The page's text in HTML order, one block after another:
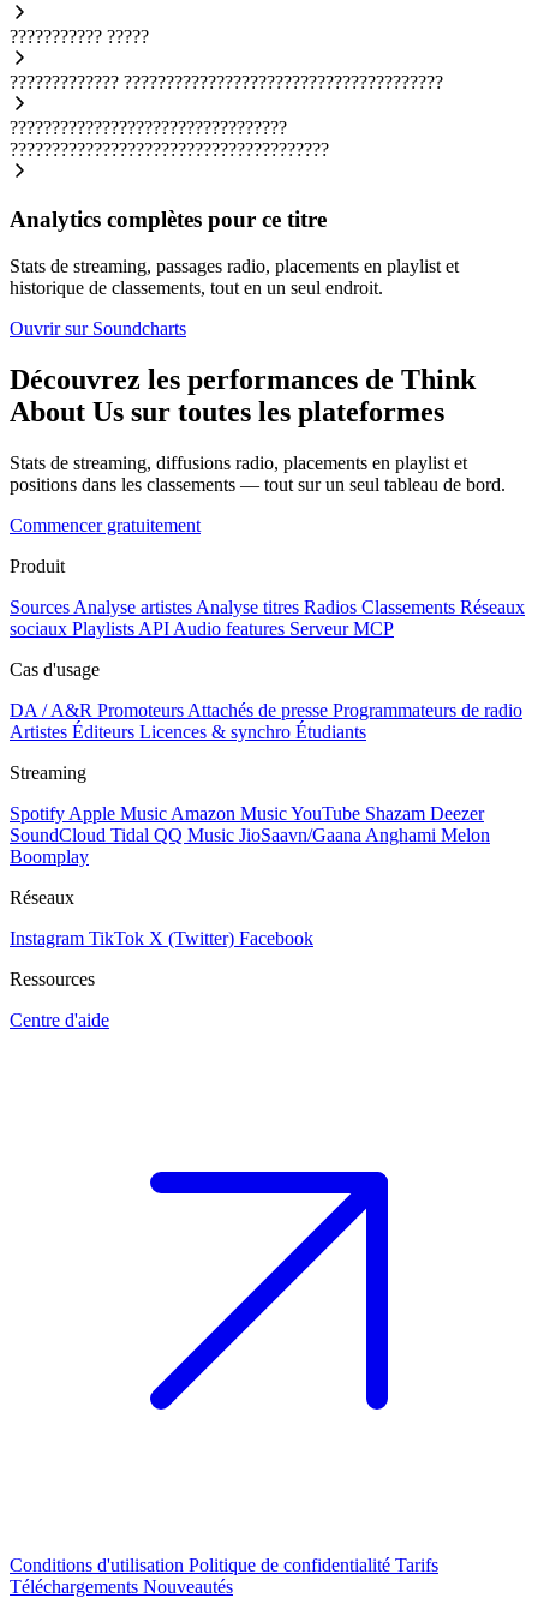
??????????? ?????
????????????? ??????????????????????????????????????
?????????????????????????????????
??????????????????????????????????????
Analytics complètes pour ce titre
Stats de streaming, passages radio, placements en playlist et
historique de classements, tout en un seul endroit.
Ouvrir sur Soundcharts
Découvrez les performances de Think
About Us sur toutes les plateformes
Stats de streaming, diffusions radio, placements en playlist et
positions dans les classements — tout sur un seul tableau de bord.
Commencer gratuitement
Produit
Sources Analyse artistes Analyse titres Radios Classements Réseaux
sociaux Playlists API Audio features Serveur MCP
Cas d'usage
DA / A&R Promoteurs Attachés de presse Programmateurs de radio
Artistes Éditeurs Licences & synchro Étudiants
Streaming
Spotify Apple Music Amazon MusicYouTube Shazam Deezer
SoundCloud Tidal QQ Music JioSaavn/Gaana Anghami Melon
Boomplay
Réseaux
Instagram TikTok X (Twitter) Facebook
Ressources
Centre d'aide
Conditions d'utilisation Politique de confidentialité Tarifs
Téléchargements Nouveautés